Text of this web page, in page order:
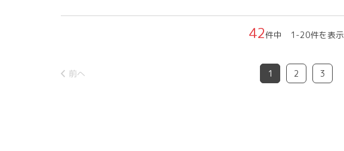
42件中 1-20件を表示
前へ 1 2 3